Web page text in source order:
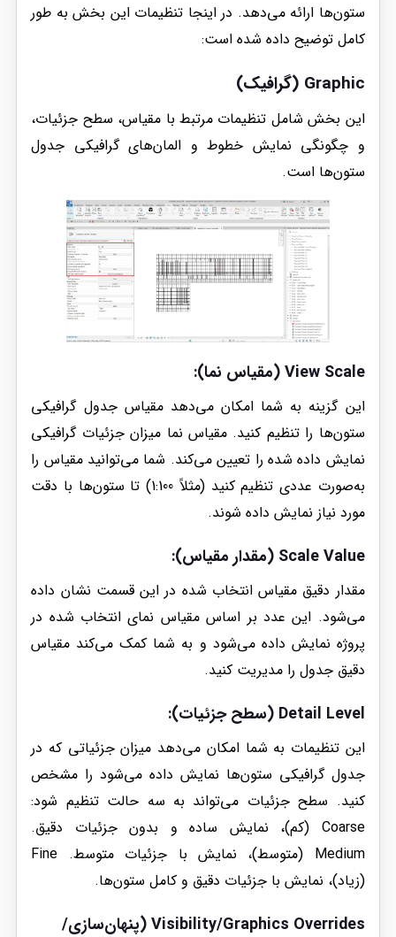
ستون‌ها ارائه می‌دهد. در اینجا تنظیمات این بخش به طور
کامل توضیح داده شده است:
Graphic (گرافیک)
این بخش شامل تنظیمات مرتبط با مقیاس، سطح جزئیات،
و چگونگی نمایش خطوط و المان‌های گرافیکی جدول
ستون‌ها است.
View Scale (مقیاس نما) :
این گزینه به شما امکان می‌دهد مقیاس جدول گرافیکی
ستون‌ها را تنظیم کنید. مقیاس نما میزان جزئیات گرافیکی
نمایش داده شده را تعیین می‌کند. شما می‌توانید مقیاس را
به‌صورت عددی تنظیم کنید (مثلاً 1:100) تا ستون‌ها با دقت
مورد نیاز نمایش داده شوند.
Scale Value (مقدار مقیاس) :
مقدار دقیق مقیاس انتخاب شده در این قسمت نشان داده
می‌شود. این عدد بر اساس مقیاس نمای انتخاب شده در
پروژه نمایش داده می‌شود و به شما کمک می‌کند مقیاس
دقیق جدول را مدیریت کنید.
Detail Level (سطح جزئیات) :
این تنظیمات به شما امکان می‌دهد میزان جزئیاتی که در
جدول گرافیکی ستون‌ها نمایش داده می‌شود را مشخص
کنید. سطح جزئیات می‌تواند به سه حالت تنظیم شود:
Coarse (کم)، نمایش ساده و بدون جزئیات دقیق.
Medium (متوسط)، نمایش با جزئیات متوسط. Fine
(زیاد)، نمایش با جزئیات دقیق و کامل ستون‌ها.
Visibility/Graphics Overrides (پنهان‌سازی/